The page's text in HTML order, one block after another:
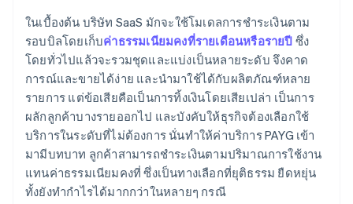
ในเบื้องต้น บริษัท SaaS มักจะใช้โมเดลการชำระเงินตาม
รอบบิลโดยเก็บค่าธรรมเนียมคงที่รายเดือนหรือรายปี ซึ่ง
โดยทั่วไปแล้วจะรวมชุดและแบ่งเป็นหลายระดับ จึงคาด
การณ์และขายได้ง่าย และนำมาใช้ได้กับผลิตภัณฑ์หลาย
รายการ แต่ข้อเสียคือเป็นการทิ้งเงินโดยเสียเปล่า เป็นการ
ผลักลูกค้าบางรายออกไป และบังคับให้ธุรกิจต้องเลือกใช้
บริการในระดับที่ไม่ต้องการ นั่นทําให้ค่าบริการ PAYG เข้า
มามีบทบาท ลูกค้าสามารถชําระเงินตามปริมาณการใช้งาน
แทนค่าธรรมเนียมคงที่ ซึ่งเป็นทางเลือกที่ยุติธรรม ยืดหยุ่น
ทั้งยังทํากําไรได้มากกว่าในหลายๆ กรณี